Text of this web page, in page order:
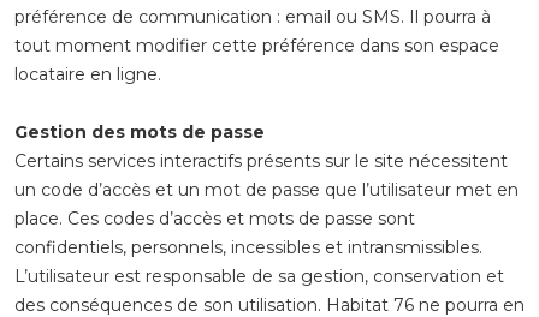
préférence de communication : email ou SMS. Il pourra à
tout moment modifier cette préférence dans son espace
locataire en ligne.
Gestion des mots de passe
Certains services interactifs présents sur le site nécessitent
un code d’accès et un mot de passe que l’utilisateur met en
place. Ces codes d’accès et mots de passe sont
confidentiels, personnels, incessibles et intransmissibles.
L’utilisateur est responsable de sa gestion, conservation et
des conséquences de son utilisation. Habitat 76 ne pourra en